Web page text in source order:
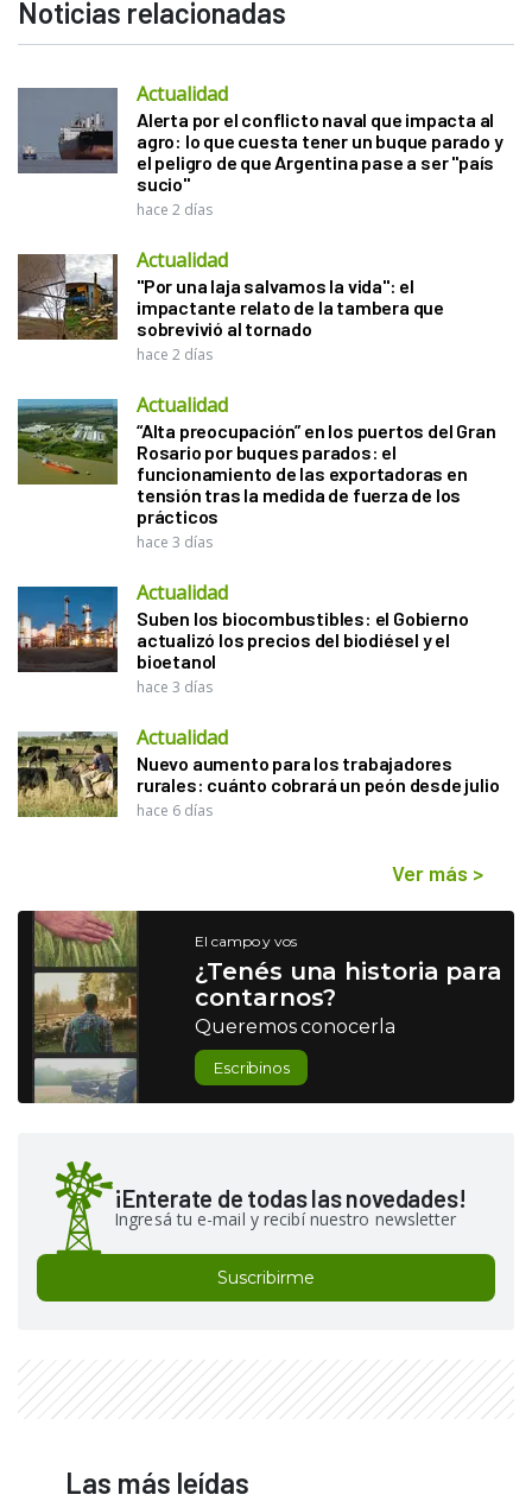
Noticias relacionadas
Actualidad
Alerta por el conflicto naval que impacta al
agro: lo que cuesta tener un buque parado y
el peligro de que Argentina pase a ser "país
sucio"
hace 2 días
Actualidad
"Por una laja salvamos la vida": el
impactante relato de la tambera que
sobrevivió al tornado
hace 2 días
Actualidad
“Alta preocupación” en los puertos del Gran
Rosario por buques parados: el
funcionamiento de las exportadoras en
tensión tras la medida de fuerza de los
prácticos
hace 3 días
Actualidad
Suben los biocombustibles: el Gobierno
actualizó los precios del biodiésel y el
bioetanol
hace 3 días
Actualidad
Nuevo aumento para los trabajadores
rurales: cuánto cobrará un peón desde julio
hace 6 días
Ver más >
El campo y vos
¿Tenés una historia para
contarnos?
Queremos conocerla
Escribinos
¡Enterate de todas las novedades!
Ingresá tu e-mail y recibí nuestro newsletter
Suscribirme
Las más leídas